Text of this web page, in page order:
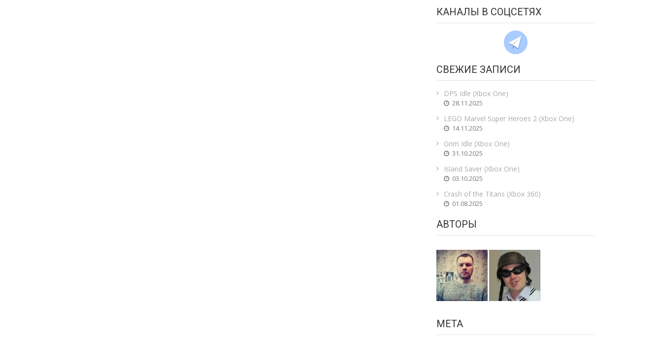
КАНАЛЫ В СОЦСЕТЯХ
СВЕЖИЕ ЗАПИСИ
DPS Idle (Xbox One)
28.11.2025
LEGO Marvel Super Heroes 2 (Xbox One)
14.11.2025
Grim Idle (Xbox One)
31.10.2025
Island Saver (Xbox One)
03.10.2025
Crash of the Titans (Xbox 360)
01.08.2025
АВТОРЫ
МЕТА